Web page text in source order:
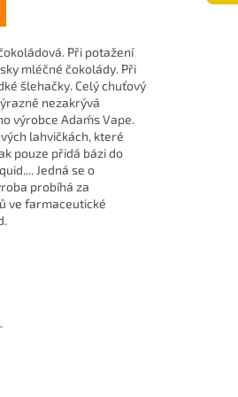
Při potažení
mléčné čokolády. Při
šlehačky. Celý chuťový
nezakrývá
výrobce Adam´s Vape.
lahvičkách, které
pouze přidá bázi do
Jedná se o
probíhá za
ve farmaceutické